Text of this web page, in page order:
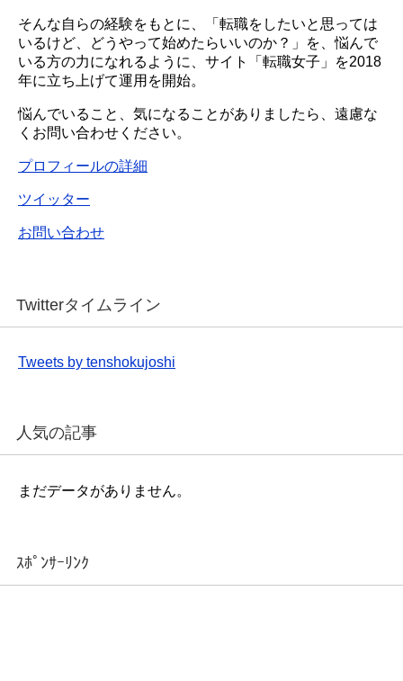
そんな自らの経験をもとに、「転職をしたいと思っては
いるけど、どうやって始めたらいいのか？」を、悩んで
いる方の力になれるように、サイト「転職女子」を2018
年に立ち上げて運用を開始。
悩んでいること、気になることがありましたら、遠慮な
くお問い合わせください。
プロフィールの詳細
ツイッター
お問い合わせ
Twitterタイムライン
Tweets by tenshokujoshi
人気の記事
まだデータがありません。
ｽﾎﾟﾝｻｰﾘﾝｸ